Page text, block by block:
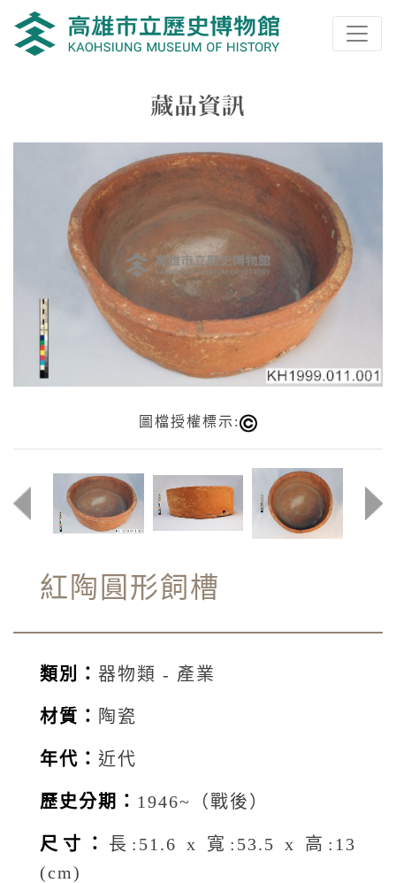
跳到主要內容
高雄市立歷史博物館
網頁導覽
圖檔授權標示:
紅陶圓形飼槽
類別： 器物類 - 產業
材質： 陶瓷
年代： 近代
歷史分期： 1946~（戰後）
尺寸： 長:51.6 x 寬:53.5 x 高:13
(cm)